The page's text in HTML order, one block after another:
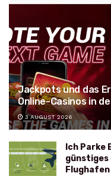
Jackpots und das
Online-Casinos in
3 AUGUST 2026
Ich Parke
günstiges
Flughafen